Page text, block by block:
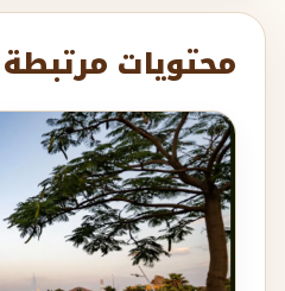
محتويات مرتبطة